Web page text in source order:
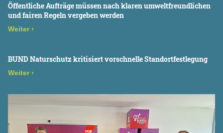
Öffentliche Aufträge müssen nach klaren umweltfreundlichen
und fairen Regeln vergeben werden
Weiter ›
BUND Naturschutz kritisiert vorschnelle Standortfestlegung
Weiter ›